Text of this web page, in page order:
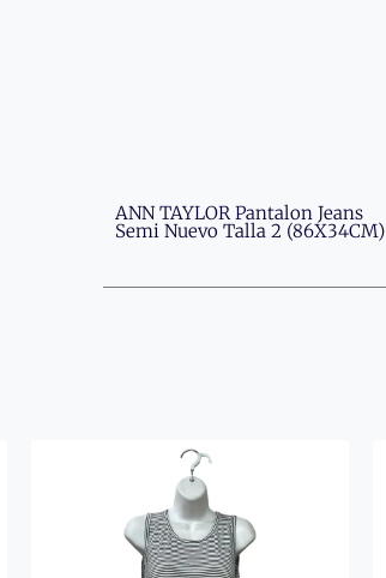
ANN TAYLOR Pantalon Jeans
Semi Nuevo Talla 2 (86X34CM)